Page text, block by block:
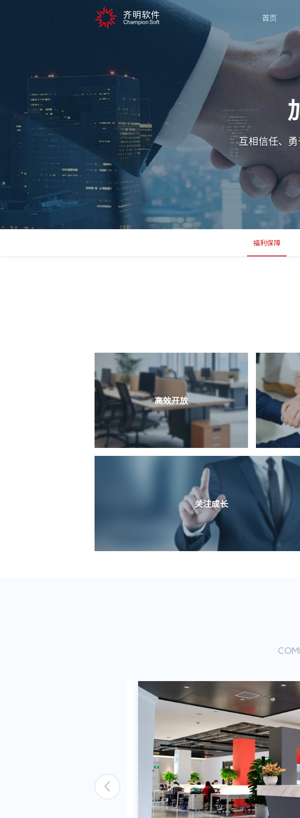
首页
互相信任、
福利保障
高效开放
扁平化管理，开放式办公，弹性灵活上班时间，结果导
向，效率为先
生日、生育
丰厚礼品。
关注成长
完善的培训体系，提供多维度、全方位的培训专题，定期组织国家软件资格考试培
定期组织内部学习探讨会，众多技术和行业大牛，助你腾飞。
完善的晋升通道和人才发展体系，清晰的职业发展路径，“向你看齐榜单”计划，
工向优秀的人看齐，不断提升。